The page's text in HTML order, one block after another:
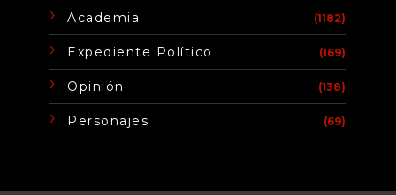
Academia (1182)
Expediente Político (169)
Opinión (138)
Personajes (69)